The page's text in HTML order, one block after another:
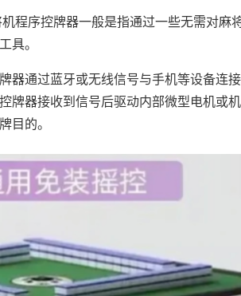
程序控牌器一般是指通过一些无需对麻
具。
器通过蓝牙或无线信号与手机等设备连
牌器接收到信号后驱动内部微型电机或
目的。